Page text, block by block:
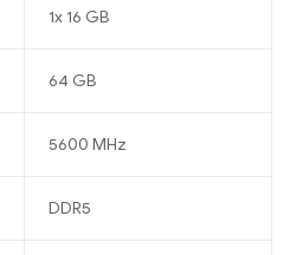
1x 16 GB
64 GB
5600 MHz
DDR5